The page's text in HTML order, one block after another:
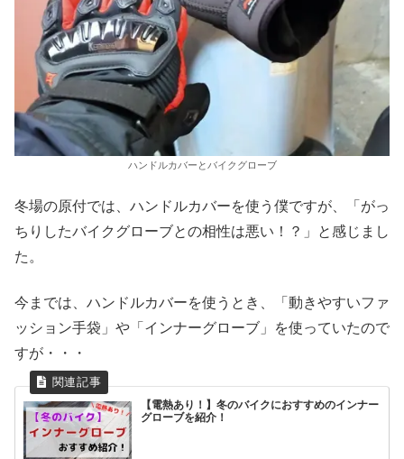
ハンドルカバーとバイクグローブ
冬場の原付では、ハンドルカバーを使う僕ですが、「がっ
ちりしたバイクグローブとの相性は悪い！？」と感じまし
た。
今までは、ハンドルカバーを使うとき、「動きやすいファ
ッション手袋」や「インナーグローブ」を使っていたので
すが・・・
【電熱あり！】冬のバイクにおすすめのインナー
グローブを紹介！